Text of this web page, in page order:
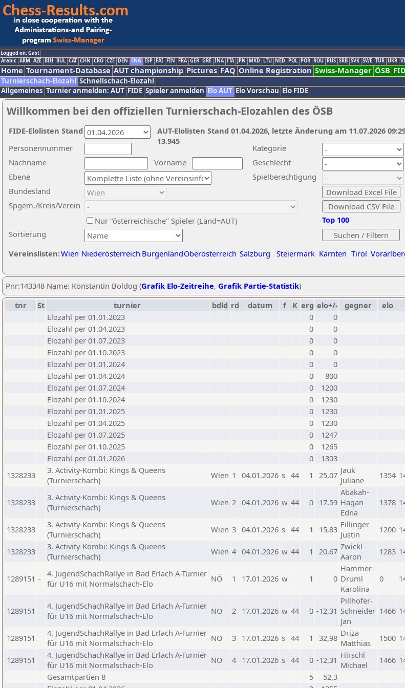
Logged on: Gast
Arabic ARM AZE BIH BUL CAT CHN CRO CZE DEN ENG ESP FAI FIN FRA GER GRE INA ITA JPN MKD LTU NED POL POR ROU RUS SRB SVK SWE TUR UKR
Home Tournament-Database AUT championship Pictures FAQ Online Registration Swiss-Manager ÖSB
Turnierschach-Elozahl Schnellschach-Elozahl
Allgemeines Turnier anmelden: AUT FIDE Spieler anmelden Elo AUT Elo Vorschau Elo FIDE
Willkommen bei den offiziellen Turnierschach-Elozahlen des ÖSB
Nachname
Vorname
Ebene
Kategorie
Sortierung
Personennummer
Bundesland
Spgem./Kreis/Verein
Geschlecht
Nur "österreichische" Spieler (Land=AUT)
Spielberechtigung
Vereinslisten:Wien Niederösterreich BurgenlandOberösterreich Salzburg Steiermark Kärnten Tirol
Top 100
AUT-Elolisten Stand 01.04.2026, letzte Änderung am 11.07.2026
13.945
FIDE-Elolisten Stand
Pnr:143348 Name: Konstantin Boldog (Grafik Elo-Zeitreihe, Grafik Partie-Statistik)
tnr
St turnier bdld rd datum f K erg elo+/- gegner elo
Elozahl per 01.01.2023
0
0
Elozahl per 01.04.2023
0
0
Elozahl per 01.07.2023
0
0
Elozahl per 01.10.2023
0
0
Elozahl per 01.01.2024
0
0
Elozahl per 01.04.2024
0
800
Elozahl per 01.07.2024
0
1200
Elozahl per 01.10.2024
0
1230
Elozahl per 01.01.2025
0
1230
Elozahl per 01.04.2025
0
1230
Elozahl per 01.07.2025
0
1247
Elozahl per 01.10.2025
0
1265
Elozahl per 01.01.2026
0
1303
1328233
3. Activity-Kombi: Kings & Queens
(Turnierschach)
Wien 1 04.01.2026 s 44 1 25,07 Jauk
Juliane
1354
1328233
3. Activity-Kombi: Kings & Queens
(Turnierschach)
Wien 2 04.01.2026 w 44 0 -17,59
Abakah-
Hagan
Edna
1378
1328233
3. Activity-Kombi: Kings & Queens
(Turnierschach)
Wien 3 04.01.2026 s 44 1 15,83 Fillinger
Justin
1200
1328233
3. Activity-Kombi: Kings & Queens
(Turnierschach)
Wien 4 04.01.2026 w 44 1 20,67 Zwickl
Aaron
1283
1289151 -
4. JugendSchachRallye in Bad Erlach A-Turnier
für U16 mit Normalschach-Elo
NÖ 1 17.01.2026 w 1 0
Hammer-
Druml
Karolina
0
1289151
4. JugendSchachRallye in Bad Erlach A-Turnier
für U16 mit Normalschach-Elo
NÖ 2 17.01.2026 w 44 0 -12,31
Pillhofer-
Schneider
Jan
1466
1289151
4. JugendSchachRallye in Bad Erlach A-Turnier
für U16 mit Normalschach-Elo
NÖ 3 17.01.2026 s 44 1 32,98 Driza
Matthias
1500
1289151
4. JugendSchachRallye in Bad Erlach A-Turnier
für U16 mit Normalschach-Elo
NÖ 4 17.01.2026 s 44 0 -12,31 Hirschl
Michael
1466
Gesamtpartien 8
5
52,3